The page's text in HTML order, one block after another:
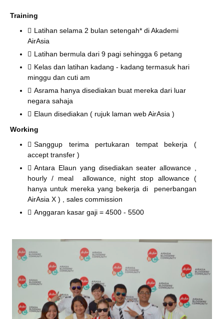
Training
Latihan selama 2 bulan setengah* di Akademi
AirAsia
Latihan bermula dari 9 pagi sehingga 6 petang
Kelas dan latihan kadang - kadang termasuk hari
minggu dan cuti am
Asrama hanya disediakan buat mereka dari luar
negara sahaja
Elaun disediakan ( rujuk laman web AirAsia )
Working
Sanggup terima pertukaran tempat bekerja (
accept transfer )
Antara Elaun yang disediakan seater allowance ,
hourly / meal allowance, night stop allowance (
hanya untuk mereka yang bekerja di penerbangan
AirAsia X ) , sales commission
Anggaran kasar gaji = 4500 - 5500